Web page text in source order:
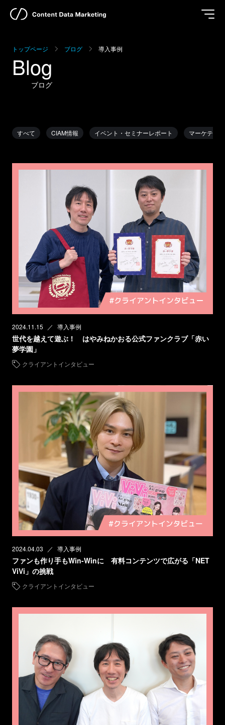
トップページ ブログ 導入事例
Blog
ブログ
すべて CIAM情報 イベント・セミナーレポート マーケティ
2024.11.15 導入事例
世代を越えて遊ぶ！ はやみねかおる公式ファンクラブ「赤い
夢学園」
クライアントインタビュー
2024.04.03 導入事例
ファンも作り手もWin-Winに 有料コンテンツで広がる「NET
ViVi」の挑戦
クライアントインタビュー